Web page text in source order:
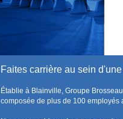
Faites carrière au sein
Établie à Blainville, Groupe
composée de plus de 100 employés